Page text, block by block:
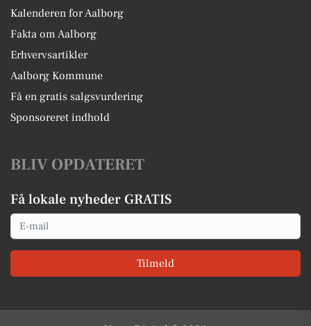
Kalenderen for Aalborg
Fakta om Aalborg
Erhvervsartikler
Aalborg Kommune
Få en gratis salgsvurdering
Sponsoreret indhold
BLIV OPDATERET
Få lokale nyheder GRATIS
Email
Tilmeld